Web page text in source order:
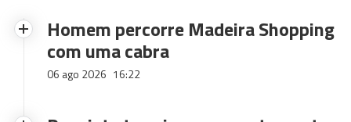
Homem percorre Madeira Shopping
com uma cabra
06 ago 2026 16:22